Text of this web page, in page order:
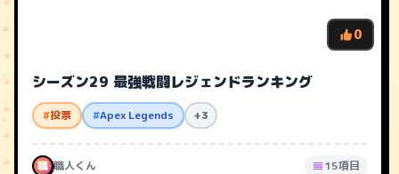
0
シーズン29 最強戦闘レジェンドランキング
#投票 #Apex Legends +3
職 職人くん 15項目